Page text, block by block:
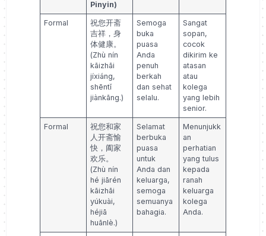
Pinyin)
Formal
祝您开斋
吉祥，身
体健康。
(Zhù nín
kāizhāi
jíxiáng,
shēntǐ
jiànkāng.)
Semoga
buka
puasa
Anda
penuh
berkah
dan sehat
selalu.
Sangat
sopan,
cocok
dikirim ke
atasan
atau
kolega
yang lebih
senior.
Formal
祝您和家
人开斋愉
快，阖家
欢乐。
(Zhù nín
hé jiārén
kāizhāi
yúkuài,
héjiā
huānlè.)
Selamat
berbuka
puasa
untuk
Anda dan
keluarga,
semoga
semuanya
bahagia.
Menunjukk
an
perhatian
yang tulus
kepada
ranah
keluarga
kolega
Anda.